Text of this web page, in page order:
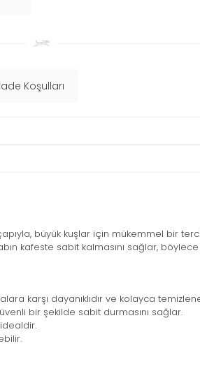
İade Koşulları
büyük kuşlar için mükemmel bir
kafeste sabit kalmasını sağlar,
karşı dayanıklıdır ve kolayca
bir şekilde sabit durmasını sağlar.